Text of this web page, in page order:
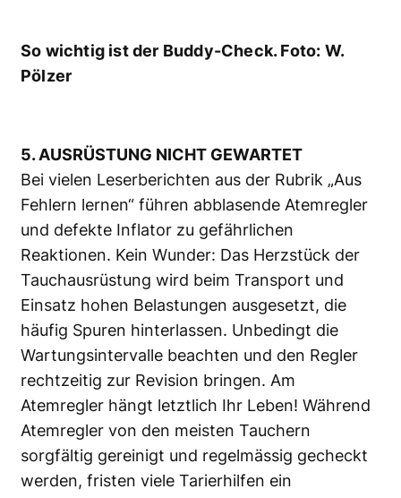
So wichtig ist der Buddy-Check. Foto: W.
Pölzer
5. AUSRÜSTUNG NICHT GEWARTET
Bei vielen Leserberichten aus der Rubrik „Aus
Fehlern lernen“ führen abblasende Atemregler
und defekte Inflator zu gefährlichen
Reaktionen. Kein Wunder: Das Herzstück der
Tauchausrüstung wird beim Transport und
Einsatz hohen Belastungen ausgesetzt, die
häufig Spuren hinterlassen. Unbedingt die
Wartungsintervalle beachten und den Regler
rechtzeitig zur Revision bringen. Am
Atemregler hängt letztlich Ihr Leben! Während
Atemregler von den meisten Tauchern
sorgfältig gereinigt und regelmässig gecheckt
werden, fristen viele Tarierhilfen ein